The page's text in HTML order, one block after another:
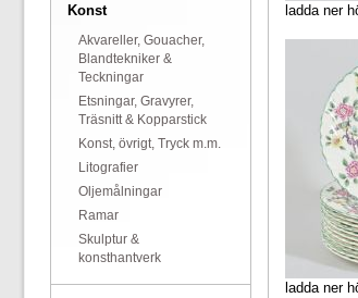
Konst
Akvareller, Gouacher,
Blandtekniker &
Teckningar
Etsningar, Gravyrer,
Träsnitt & Kopparstick
Konst, övrigt, Tryck m.m.
Litografier
Oljemålningar
Ramar
Skulptur &
konsthantverk
ladda ner
ladda ner